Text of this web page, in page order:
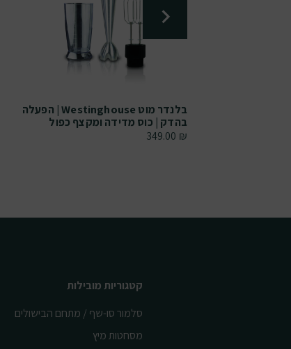
בלנדר מוט Westinghouse | הפעלה
בהדק | כוס מדידה ומקצף כפול
349.00 ₪
קטגוריות מובילות
סלמור סו-שף / מתחם הבישולים
מסחטות מיץ